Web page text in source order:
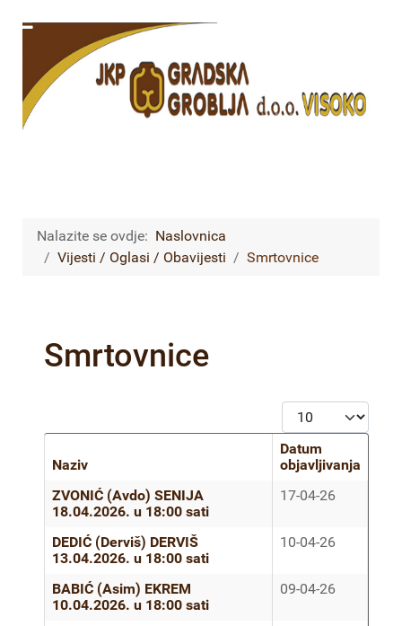
Nalazite se ovdje: Naslovnica
Vijesti / Oglasi / Obavijesti
Smrtovnice
Smrtovnice
Prikaz #
Članci
Naziv
Datum
objavljivanja
ZVONIĆ (Avdo) SENIJA
18.04.2026. u 18:00 sati
17-04-26
DEDIĆ (Derviš) DERVIŠ
13.04.2026. u 18:00 sati
10-04-26
BABIĆ (Asim) EKREM
10.04.2026. u 18:00 sati
09-04-26